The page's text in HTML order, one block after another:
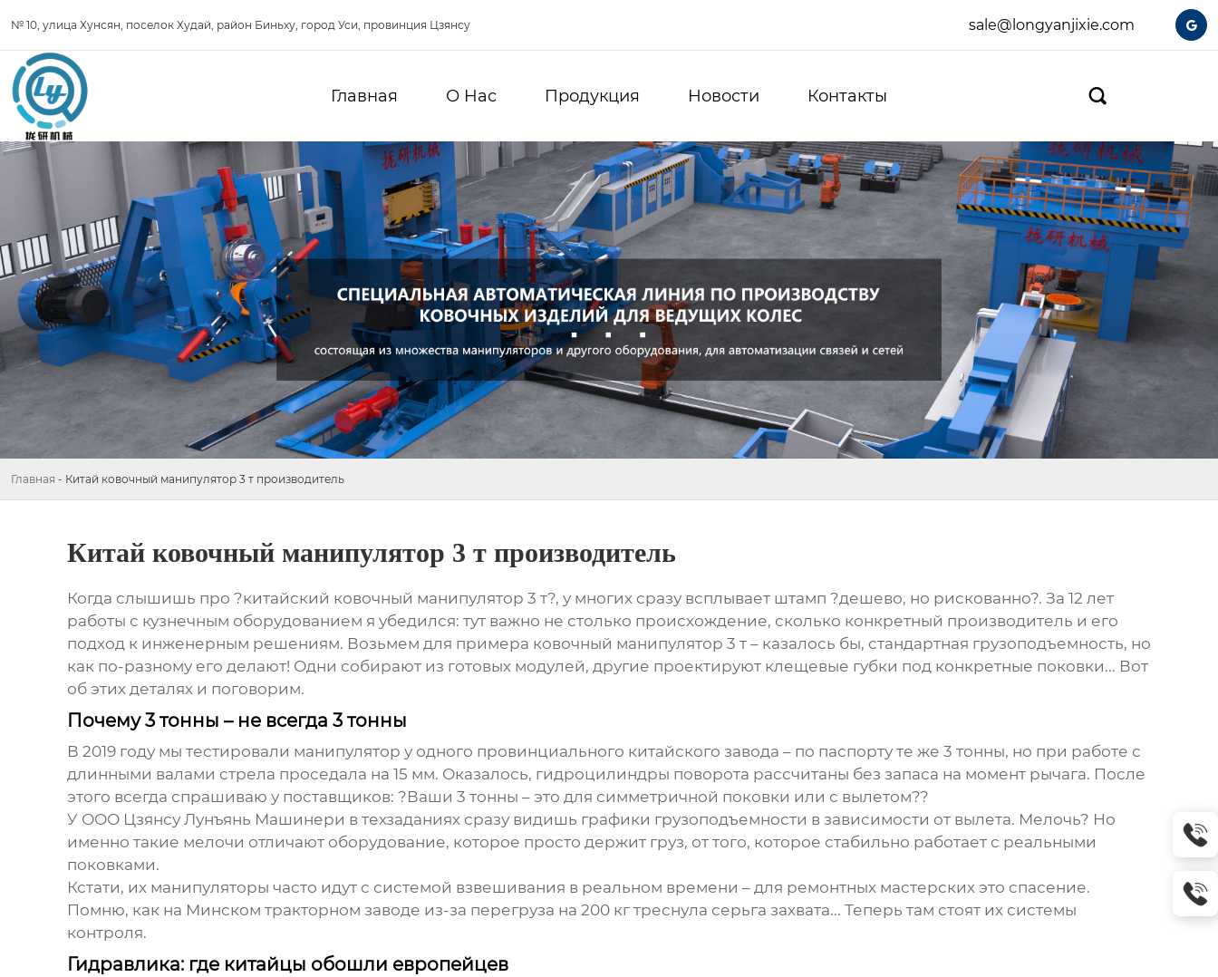
№ 10, улица Хунсян, поселок Худай, район Биньху, город Уси, провинция Цзянсу sale@longyanjixie.com 
Главная О Hас Продукция Новости Контакты 
Главная - Китай ковочный манипулятор 3 т производитель
Китай ковочный манипулятор 3 т производитель
Когда слышишь про ?китайский ковочный манипулятор 3 т?, у многих сразу всплывает штамп ?дешево, но рискованно?. За 12 лет
работы с кузнечным оборудованием я убедился: тут важно не столько происхождение, сколько конкретный производитель и его
подход к инженерным решениям. Возьмем для примера ковочный манипулятор 3 т– казалось бы, стандартная грузоподъемность, но
как по-разному его делают! Одни собирают из готовых модулей, другие проектируют клещевые губки под конкретные поковки... Вот
об этих деталях и поговорим.
Почему 3 тонны – не всегда 3 тонны
В 2019 году мы тестировали манипулятор у одного провинциального китайского завода – по паспорту те же 3 тонны, но при работе с
длинными валами стрела проседала на 15 мм. Оказалось, гидроцилиндры поворота рассчитаны без запаса на момент рычага. После
этого всегда спрашиваю у поставщиков: ?Ваши 3 тонны – это для симметричной поковки или с вылетом??
У ООО Цзянсу Лунъянь Машинери в техзаданиях сразу видишь графики грузоподъемности в зависимости от вылета. Мелочь? Но
именно такие мелочи отличают оборудование, которое просто держит груз, от того, которое стабильно работает с реальными
поковками.
Кстати, их манипуляторы часто идут с системой взвешивания в реальном времени – для ремонтных мастерских это спасение.
Помню, как на Минском тракторном заводе из-за перегруза на 200 кг треснула серьга захвата... Теперь там стоят их системы
контроля.
Гидравлика: где китайцы обошли европейцев